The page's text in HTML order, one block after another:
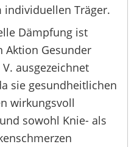
individuellen Träger.
Dämpfung ist
Aktion Gesunder
V. ausgezeichnet
sie gesundheitlichen
wirkungsvoll
sowohl Knie- als